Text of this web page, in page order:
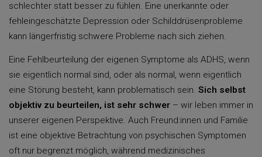
schlechter statt besser zu fühlen. Eine unerkannte oder
fehleingeschätzte Depression oder Schilddrüsenprobleme
kann längerfristig schwere Probleme nach sich ziehen.
Eine Fehlbeurteilung der eigenen Symptome als ADHS, wenn
sie eigentlich normal sind, oder als normal, wenn eigentlich
eine Störung besteht, kann problematisch sein. Sich selbst
objektiv zu beurteilen, ist sehr schwer – wir leben immer in
unserer eigenen Perspektive. Auch Freund:innen und Familie
ist eine objektive Betrachtung von psychischen Symptomen
oft nur begrenzt möglich, während medizinisches